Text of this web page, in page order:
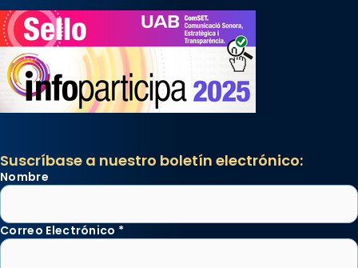
Suscríbase a nuestro boletín electrónico:
Nombre
Correo Electrónico *